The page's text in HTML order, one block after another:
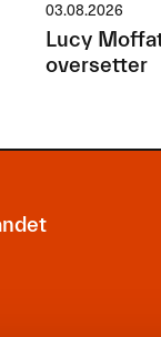
03.08.2026
Lucy
oversetter